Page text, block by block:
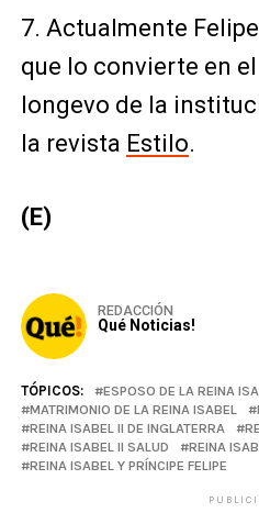
7. Actualmente
que lo convierte en
longevo de la
la revista Estilo.
(E)
REDACCIÓN
Qué Noticias!
TÓPICOS:
ESPOSO DE LA REINA
MATRIMONIO DE LA REINA ISABEL
REINA ISABEL II DE INGLATERRA
REINA ISABEL II SALUD
REINA
REINA ISABEL Y PRÍNCIPE FELIPE